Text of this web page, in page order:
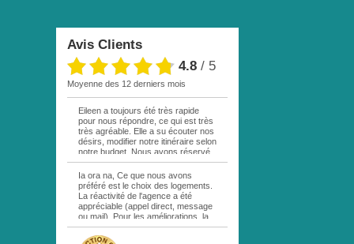
Avis Clients
4.8 / 5
moyenne des 12 derniers mois
Eileen a toujours été très rapide
pour nous répondre, ce qui est très
très agréable. Elle a su écouter nos
désirs, modifier notre itinéraire selon
notre budget. Nous avons réservé
par mail une excursion sur votre
site. La personne responsable étant
en vacances, personne ne nous a
répondu. Au bout d une semaine,
remail de ma part, cette fois à Eileen
. Réponse rapide comme quoi cette
!!! Nous n avons pas pu bénéficier
Ia ora na, Ce que nous avons
préféré est le choix des logements.
La réactivité de l'agence a été
appréciable (appel direct, message
ou mail). Pour les améliorations, la
location de la voiture sur MOOREA
aurait été plus pratique en passant